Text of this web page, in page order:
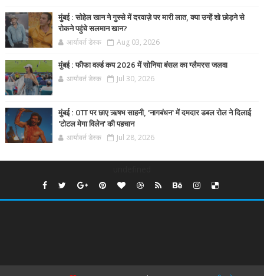
मुंबई : सोहेल खान ने गुस्से में दरवाज़े पर मारी लात, क्या उन्हें शो छोड़ने से
रोकने पहुंचे सलमान खान?
आर्यावर्त डेस्क Aug 03, 2026
मुंबई : फीफा वर्ल्ड कप 2026 में सोनिया बंसल का ग्लैमरस जलवा
आर्यावर्त डेस्क Jul 30, 2026
मुंबई : OTT पर छाए ऋषभ साहनी, 'नागबंधन' में दमदार डबल रोल ने दिलाई
'टोटल मेगा विलेन' की पहचान
आर्यावर्त डेस्क Jul 28, 2026